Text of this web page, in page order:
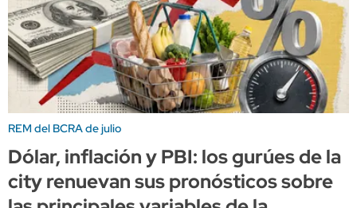
REM del BCRA de julio
Dólar, inflación y PBI: los gurúes de la
city renuevan sus pronósticos sobre